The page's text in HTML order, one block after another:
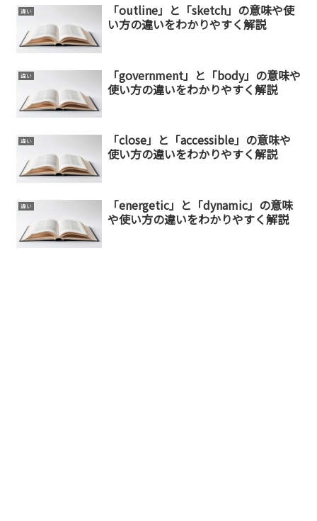
違い
「outline」と「sketch」の意味や使
い方の違いをわかりやすく解説
違い
「government」と「body」の意味や
使い方の違いをわかりやすく解説
違い
「close」と「accessible」の意味や
使い方の違いをわかりやすく解説
違い
「energetic」と「dynamic」の意味
や使い方の違いをわかりやすく解説